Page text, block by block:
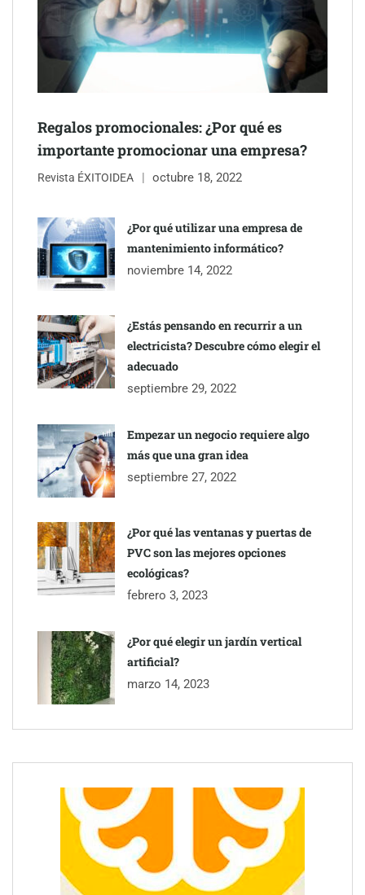
Schaeffler mejora su rentabilidad en el primer semestre de 2026
NOVA: innovación y diseño que transforman espacios de la
mano de Tormo Franquicias
Regalos promocionales: ¿Por qué es
importante promocionar una empresa?
Revista ÉXITOIDEA octubre 18, 2022
¿Por qué utilizar una empresa de
mantenimiento informático?
noviembre 14, 2022
¿Estás pensando en recurrir a un
electricista? Descubre cómo elegir el
adecuado
septiembre 29, 2022
Empezar un negocio requiere algo
más que una gran idea
septiembre 27, 2022
¿Por qué las ventanas y puertas de
PVC son las mejores opciones
ecológicas?
febrero 3, 2023
¿Por qué elegir un jardín vertical
artificial?
marzo 14, 2023